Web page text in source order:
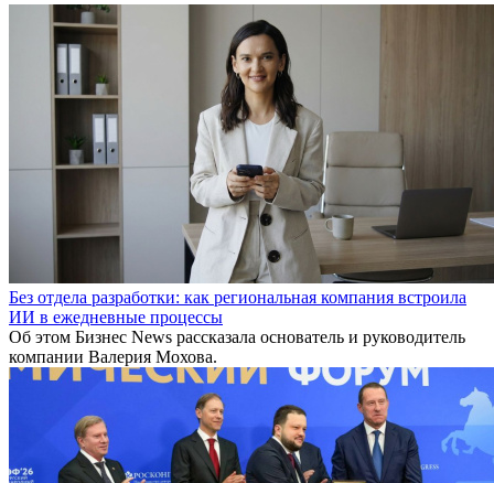
Без отдела разработки: как региональная компания встроила
ИИ в ежедневные процессы
Об этом Бизнес News рассказала основатель и руководитель
компании Валерия Мохова.